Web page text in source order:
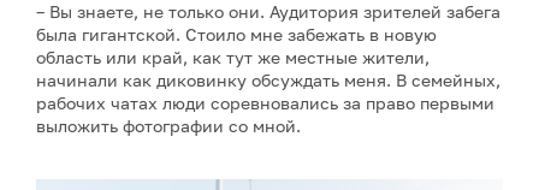
– Вы знаете, не только они. Аудитория зрителей забега
была гигантской. Стоило мне забежать в новую
область или край, как тут же местные жители,
начинали как диковинку обсуждать меня. В семейных,
рабочих чатах люди соревновались за право первыми
выложить фотографии со мной.